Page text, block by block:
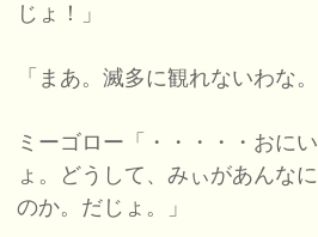
じょ！」
「まあ。滅多に観れないわな。
ミーゴロー「・・・・・おに
ょ。どうして、みぃがあんな
のか。だじょ。」